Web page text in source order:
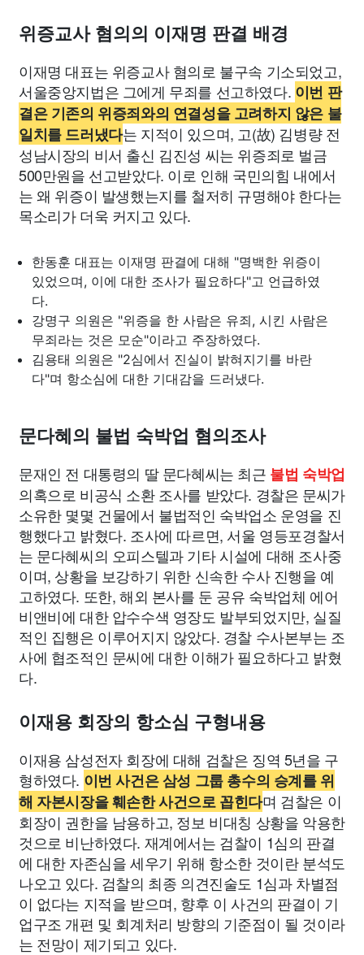
위증교사 혐의의 이재명 판결 배경
이재명 대표는 위증교사 혐의로 불구속 기소되었고,
서울중앙지법은 그에게 무죄를 선고하였다. 이번 판
결은 기존의 위증죄와의 연결성을 고려하지 않은 불
일치를 드러냈다는 지적이 있으며, 고(故) 김병량 전
성남시장의 비서 출신 김진성 씨는 위증죄로 벌금
500만원을 선고받았다. 이로 인해 국민의힘 내에서
는 왜 위증이 발생했는지를 철저히 규명해야 한다는
목소리가 더욱 커지고 있다.
한동훈 대표는 이재명 판결에 대해 "명백한 위증이
있었으며, 이에 대한 조사가 필요하다"고 언급하였
다.
강명구 의원은 "위증을 한 사람은 유죄, 시킨 사람은
무죄라는 것은 모순"이라고 주장하였다.
김용태 의원은 "2심에서 진실이 밝혀지기를 바란
다"며 항소심에 대한 기대감을 드러냈다.
문다혜의 불법 숙박업 혐의조사
문재인 전 대통령의 딸 문다혜씨는 최근 불법 숙박업
의혹으로 비공식 소환 조사를 받았다. 경찰은 문씨가
소유한 몇몇 건물에서 불법적인 숙박업소 운영을 진
행했다고 밝혔다. 조사에 따르면, 서울 영등포경찰서
는 문다혜씨의 오피스텔과 기타 시설에 대해 조사중
이며, 상황을 보강하기 위한 신속한 수사 진행을 예
고하였다. 또한, 해외 본사를 둔 공유 숙박업체 에어
비앤비에 대한 압수수색 영장도 발부되었지만, 실질
적인 집행은 이루어지지 않았다. 경찰 수사본부는 조
사에 협조적인 문씨에 대한 이해가 필요하다고 밝혔
다.
이재용 회장의 항소심 구형내용
이재용 삼성전자 회장에 대해 검찰은 징역 5년을 구
형하였다. 이번 사건은 삼성 그룹 총수의 승계를 위
해 자본시장을 훼손한 사건으로 꼽힌다며 검찰은 이
회장이 권한을 남용하고, 정보 비대칭 상황을 악용한
것으로 비난하였다. 재계에서는 검찰이 1심의 판결
에 대한 자존심을 세우기 위해 항소한 것이란 분석도
나오고 있다. 검찰의 최종 의견진술도 1심과 차별점
이 없다는 지적을 받으며, 향후 이 사건의 판결이 기
업구조 개편 및 회계처리 방향의 기준점이 될 것이라
는 전망이 제기되고 있다.